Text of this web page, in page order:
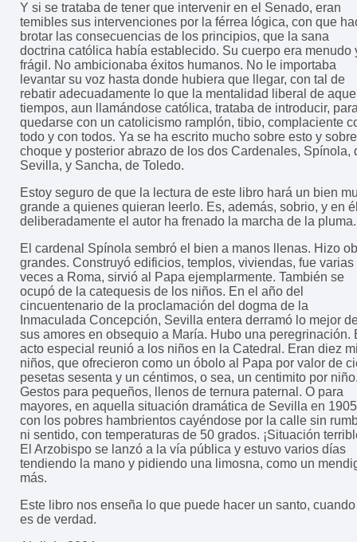
Y si se trataba de tener que intervenir en el Senado, eran
temibles sus intervenciones por la férrea lógica, con que
brotar las consecuencias de los principios, que la sana
doctrina católica había establecido. Su cuerpo era menudo
frágil. No ambicionaba éxitos humanos. No le importaba
levantar su voz hasta donde hubiera que llegar, con tal de
rebatir adecuadamente lo que la mentalidad liberal de
tiempos, aun llamándose católica, trataba de introducir,
quedarse con un catolicismo ramplón, tibio, complaciente
todo y con todos. Ya se ha escrito mucho sobre esto y
choque y posterior abrazo de los dos Cardenales, Spínola,
Sevilla, y Sancha, de Toledo.
Estoy seguro de que la lectura de este libro hará un bien
grande a quienes quieran leerlo. Es, además, sobrio, y en
deliberadamente el autor ha frenado la marcha de la pluma.
El cardenal Spínola sembró el bien a manos llenas. Hizo
grandes. Construyó edificios, templos, viviendas, fue varias
veces a Roma, sirvió al Papa ejemplarmente. También se
ocupó de la catequesis de los niños. En el año del
cincuentenario de la proclamación del dogma de la
Inmaculada Concepción, Sevilla entera derramó lo mejor
sus amores en obsequio a María. Hubo una peregrinación.
acto especial reunió a los niños en la Catedral. Eran diez
niños, que ofrecieron como un óbolo al Papa por valor de
pesetas sesenta y un céntimos, o sea, un centimito por
Gestos para pequeños, llenos de ternura paternal. O para
mayores, en aquella situación dramática de Sevilla en
con los pobres hambrientos cayéndose por la calle sin
ni sentido, con temperaturas de 50 grados. ¡Situación
El Arzobispo se lanzó a la vía pública y estuvo varios días
tendiendo la mano y pidiendo una limosna, como un
más.
Este libro nos enseña lo que puede hacer un santo,
es de verdad.